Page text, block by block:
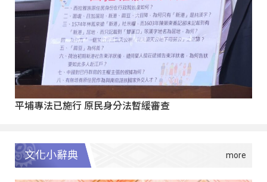
平埔專法已施行 原民身分法暫緩審查
文化小辭典